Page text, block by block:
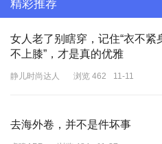
精彩推荐
女人老了别瞎穿，记住“衣不紧
不上膝”，才是真的优雅
静儿时尚达人 浏览 462 11-11
去海外卷，并不是件坏事